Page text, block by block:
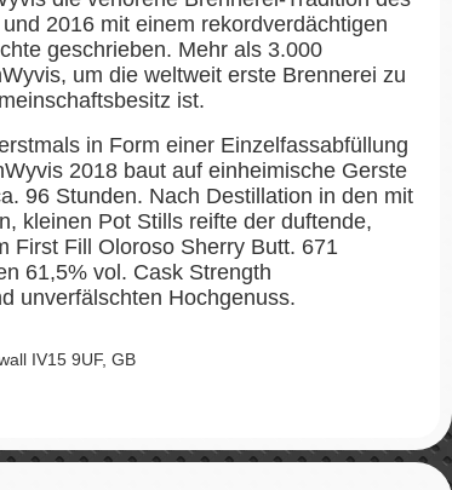
2016 mit einem rekordverdächtigen
geschrieben. Mehr als 3.000
um die weltweit erste Brennerei zu
ist.
in Form einer Einzelfassabfüllung
2018 baut auf einheimische Gerste
96 Stunden. Nach Destillation in den mit
kleinen Pot Stills reifte der duftende,
First Fill Oloroso Sherry Butt. 671
61,5% vol. Cask Strength
unverfälschten Hochgenuss.
IV15 9UF, GB